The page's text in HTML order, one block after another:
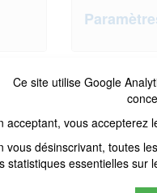
Ce site utilise Google
acceptant, vous accepterez
vous désinscrivant, toutes
statistiques essentielles sur